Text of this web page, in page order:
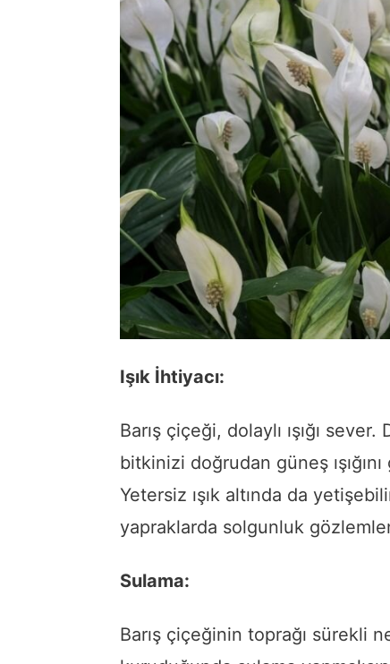
Işık İhtiyacı:
Barış çiçeği, dolaylı ışığı
bitkinizi doğrudan güneş
Yetersiz ışık altında da
yapraklarda solgunluk
Sulama:
Barış çiçeğinin toprağı sürekli